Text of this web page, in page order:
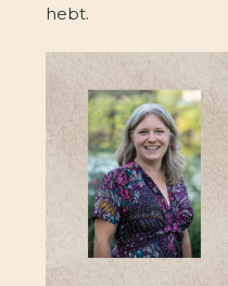
hebt.